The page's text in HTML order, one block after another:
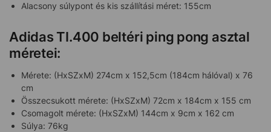
Alacsony súlypont és kis szállítási méret: 155cm
Adidas TI.400 beltéri ping pong asztal
méretei:
Mérete: (HxSZxM) 274cm x 152,5cm (184cm hálóval) x 76
cm
Összecsukott mérete: (HxSZxM) 72cm x 184cm x 155 cm
Csomagolt mérete: (HxSZxM) 144cm x 9cm x 162 cm
Súlya: 76kg